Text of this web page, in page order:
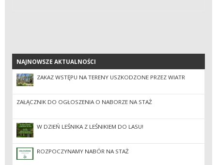
NAJNOWSZE AKTUALNOŚCI
NAJNOWSZE AKTUALNOŚCI
ZAKAZ WSTĘPU NA TERENY USZKODZONE PRZEZ WIATR
ZAŁĄCZNIK DO OGŁOSZENIA O NABORZE NA STAŻ
W DZIEŃ LEŚNIKA Z LEŚNIKIEM DO LASU!
ROZPOCZYNAMY NABÓR NA STAŻ